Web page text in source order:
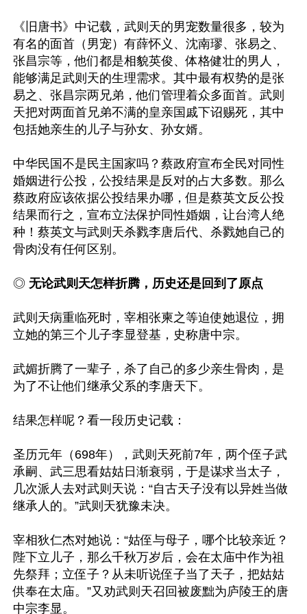
《旧唐书》中记载，武则天的男宠数量很多，较为
有名的面首（男宠）有薛怀义、沈南璆、张易之、
张昌宗等，他们都是相貌英俊、体格健壮的男人，
能够满足武则天的生理需求。其中最有权势的是张
易之、张昌宗两兄弟，他们管理着众多面首。武则
天把对两面首兄弟不满的皇亲国戚下诏赐死，其中
包括她亲生的儿子与孙女、孙女婿。
中华民国不是民主国家吗？蔡政府宣布全民对同性
婚姻进行公投，公投结果是反对的占大多数。那么
蔡政府应该依据公投结果办哪，但是蔡英文反公投
结果而行之，宣布立法保护同性婚姻，让台湾人绝
种！蔡英文与武则天杀戮李唐后代、杀戮她自己的
骨肉没有任何区别。
◎ 无论武则天怎样折腾，历史还是回到了原点
武则天病重临死时，宰相张柬之等迫使她退位，拥
立她的第三个儿子李显登基，史称唐中宗。
武媚折腾了一辈子，杀了自己的多少亲生骨肉，是
为了不让他们继承父系的李唐天下。
结果怎样呢？看一段历史记载：
圣历元年（698年），武则天死前7年，两个侄子武
承嗣、武三思看姑姑日渐衰弱，于是谋求当太子，
几次派人去对武则天说：“自古天子没有以异姓当做
继承人的。”武则天犹豫未决。
宰相狄仁杰对她说：“姑侄与母子，哪个比较亲近？
陛下立儿子，那么千秋万岁后，会在太庙中作为祖
先祭拜；立侄子？从未听说侄子当了天子，把姑姑
供奉在太庙。”又劝武则天召回被废黜为庐陵王的唐
中宗李显。